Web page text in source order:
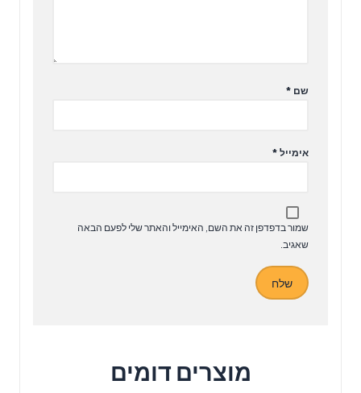
שם *
אימייל *
שמור בדפדפן זה את השם, האימייל והאתר שלי לפעם הבאה
שאגיב.
מוצרים דומים